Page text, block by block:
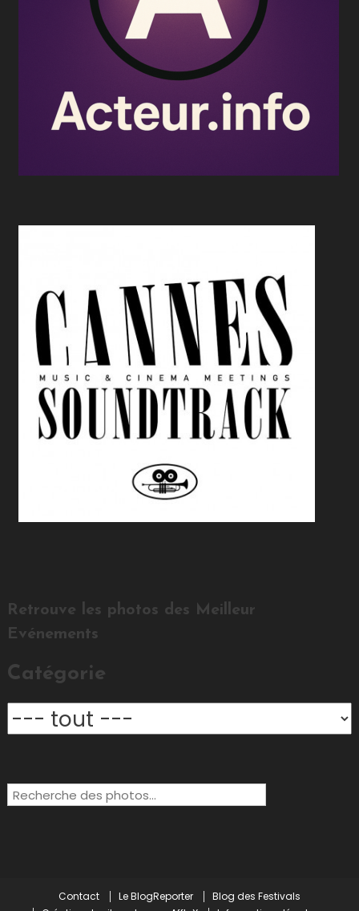
Retrouve les photos des Meilleur
Evénements
Catégorie
Rechercher:
Contact Le BlogReporter
Blog des Festivals